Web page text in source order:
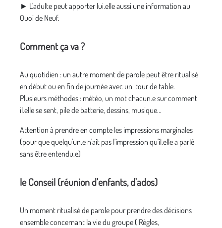
► L'adulte peut apporter lui.elle aussi une information au
Quoi de Neuf.
Comment ça va ?
Au quotidien : un autre moment de parole peut être ritualisé
en début ou en fin de journée avec un tour de table.
Plusieurs méthodes : météo, un mot chacun.e sur comment
il.elle se sent, pile de batterie, dessins, musique...
Attention à prendre en compte les impressions marginales
(pour que quelqu'un.e n'ait pas l'impression qu'il.elle a parlé
sans être entendu.e)
le Conseil (réunion d'enfants, d'ados)
Un moment ritualisé de parole pour prendre des décisions
ensemble concernant la vie du groupe ( Règles,